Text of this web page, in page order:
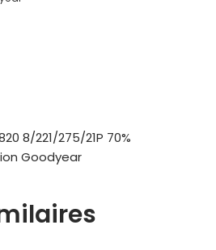
8/221/275/21P 70%
Goodyear